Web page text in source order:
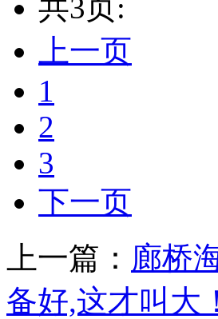
共3页:
上一页
1
2
3
下一页
上一篇： 廊桥
备好,这才叫大